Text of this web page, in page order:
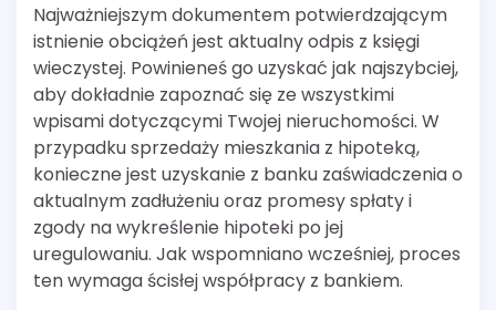
Najważniejszym dokumentem potwierdzającym
istnienie obciążeń jest aktualny odpis z księgi
wieczystej. Powinieneś go uzyskać jak najszybciej,
aby dokładnie zapoznać się ze wszystkimi
wpisami dotyczącymi Twojej nieruchomości. W
przypadku sprzedaży mieszkania z hipoteką,
konieczne jest uzyskanie z banku zaświadczenia o
aktualnym zadłużeniu oraz promesy spłaty i
zgody na wykreślenie hipoteki po jej
uregulowaniu. Jak wspomniano wcześniej, proces
ten wymaga ścisłej współpracy z bankiem.